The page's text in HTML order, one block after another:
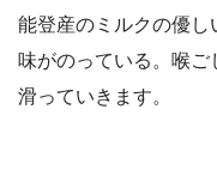
能登産のミルクの優
味がのっている。喉
滑っていきます。